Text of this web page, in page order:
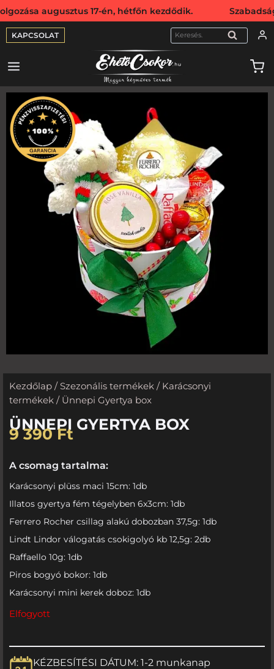
17-én, hétfőn kezdődik. Szabadság
KAPCSOLAT KERESÉS
Kezdőlap / Szezonális termékek / Karácsonyi
termékek / Ünnepi Gyertya box
ÜNNEPI GYERTYA BOX
9 390Ft
A csomag tartalma:
Karácsonyi plüss maci 15cm: 1db
Illatos gyertya fém tégelyben 6x3cm: 1db
Ferrero Rocher csillag alakú dobozban 37,5g: 1db
Lindt Lindor válogatás csokigolyó kb 12,5g: 2db
Raffaello 10g: 1db
Piros bogyó bokor: 1db
Karácsonyi mini kerek doboz: 1db
Elfogyott
KÉZBESÍTÉSI DÁTUM: 1-2 munkanap